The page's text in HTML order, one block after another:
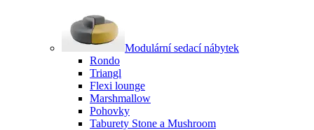
Modulární sedací nábytek
Rondo
Triangl
Flexi lounge
Marshmallow
Pohovky
Taburety Stone a Mushroom